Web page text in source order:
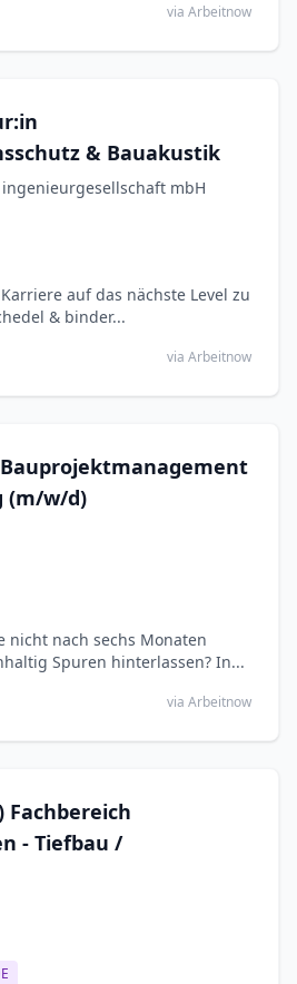
via Arbeitnow
& Bauakustik
mbH
auf das nächste Level zu
& binder...
via Arbeitnow
(m/w/d)
nicht nach sechs Monaten
Spuren hinterlassen? In...
via Arbeitnow
- Tiefbau /